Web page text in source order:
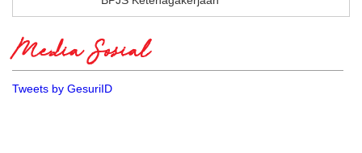
Media Sosial
Tweets by GesuriID